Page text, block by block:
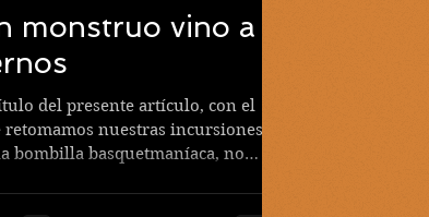
monstruo vino a
del presente artículo, con el
retomamos nuestras incursiones
bombilla basquetmaníaca, no